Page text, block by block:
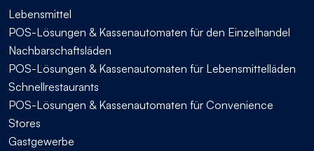
Lebensmittel
POS-Lösungen & Kassenautomaten für den Einzelhandel
Nachbarschaftsläden
POS-Lösungen & Kassenautomaten für Lebensmittelläden
Schnellrestaurants
POS-Lösungen & Kassenautomaten für Convenience
Stores
Gastgewerbe